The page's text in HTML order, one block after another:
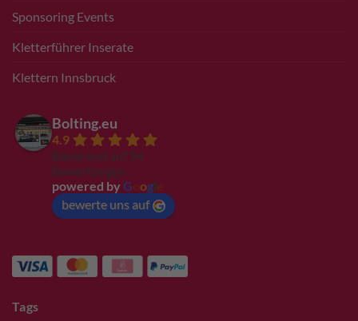
Sponsoring Events
Kletterführer Inserate
Klettern Innsbruck
Bolting.eu
4.9
Basierend auf 94
Bewertungen
powered by G ogl
bewerte uns auf
Tags